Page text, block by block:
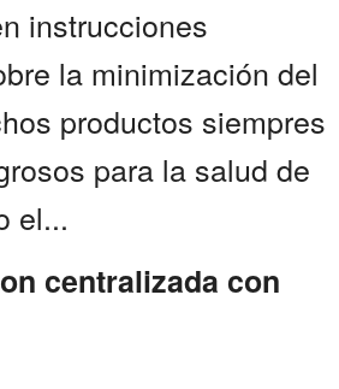
instrucciones
la minimización del
productos siempres
para la salud de
el...
centralizada con